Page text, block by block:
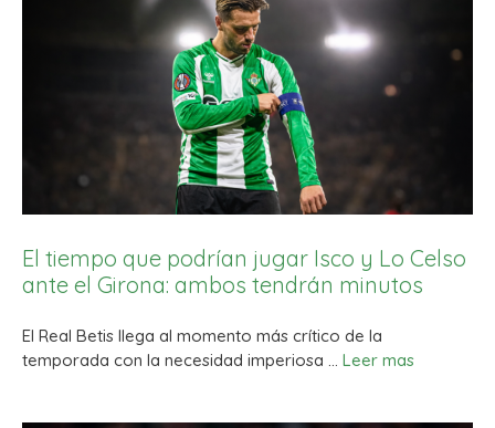
El tiempo que podrían jugar Isco y Lo Celso
ante el Girona: ambos tendrán minutos
El Real Betis llega al momento más crítico de la
temporada con la necesidad imperiosa … Leer mas